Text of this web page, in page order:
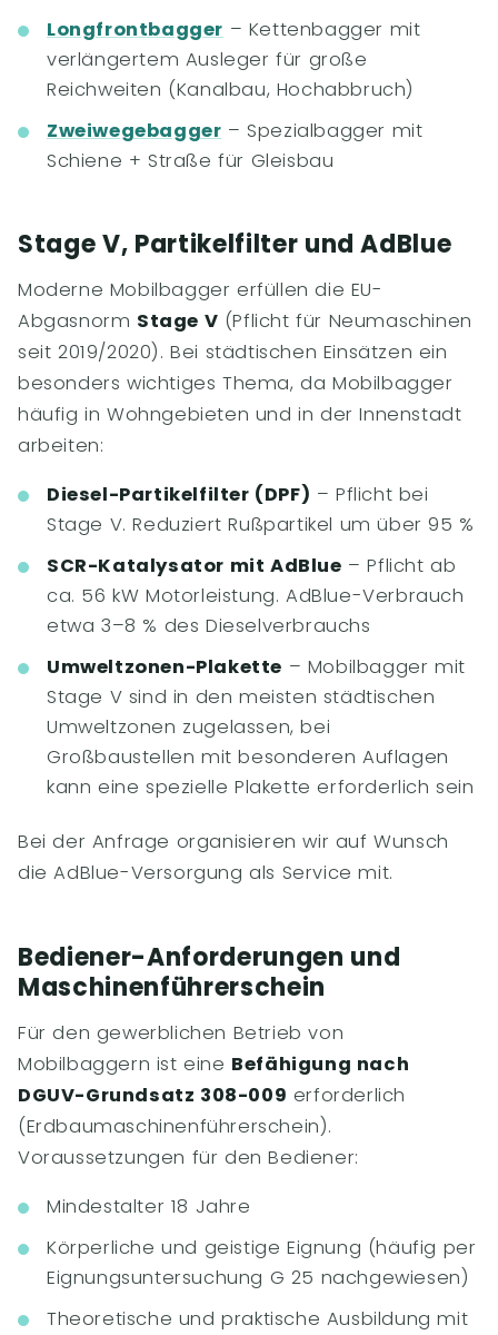
Longfrontbagger – Kettenbagger mit
verlängertem Ausleger für große
Reichweiten (Kanalbau, Hochabbruch)
Zweiwegebagger – Spezialbagger mit
Schiene + Straße für Gleisbau
Stage V, Partikelfilter und AdBlue
Moderne Mobilbagger erfüllen die EU-
Abgasnorm Stage V (Pflicht für Neumaschinen
seit 2019/2020). Bei städtischen Einsätzen ein
besonders wichtiges Thema, da Mobilbagger
häufig in Wohngebieten und in der Innenstadt
arbeiten:
Diesel-Partikelfilter (DPF) – Pflicht bei
Stage V. Reduziert Rußpartikel um über 95 %
SCR-Katalysator mit AdBlue – Pflicht ab
ca. 56 kW Motorleistung. AdBlue-Verbrauch
etwa 3–8 % des Dieselverbrauchs
Umweltzonen-Plakette – Mobilbagger mit
Stage V sind in den meisten städtischen
Umweltzonen zugelassen, bei
Großbaustellen mit besonderen Auflagen
kann eine spezielle Plakette erforderlich sein
Bei der Anfrage organisieren wir auf Wunsch
die AdBlue-Versorgung als Service mit.
Bediener-Anforderungen und
Maschinenführerschein
Für den gewerblichen Betrieb von
Mobilbaggern ist eine Befähigung nach
DGUV-Grundsatz 308-009 erforderlich
(Erdbaumaschinenführerschein).
Voraussetzungen für den Bediener:
Mindestalter 18 Jahre
Körperliche und geistige Eignung (häufig per
Eignungsuntersuchung G 25 nachgewiesen)
Theoretische und praktische Ausbildung mit